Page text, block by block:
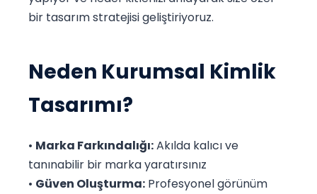
bir tasarım stratejisi geliştiriyoruz.
Neden Kurumsal Kimlik
Tasarımı?
• Marka Farkındalığı:Akılda kalıcı ve
tanınabilir bir marka yaratırsınız
• Güven Oluşturma: Profesyonel görünüm